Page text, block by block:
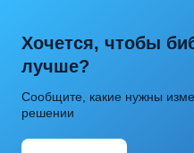
Хочется, чтобы
лучше?
Сообщите, какие нужны
решении